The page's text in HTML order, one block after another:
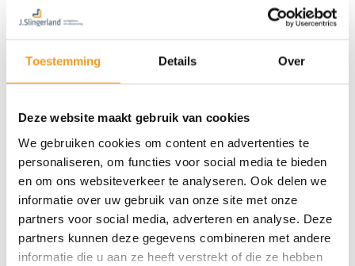
Toestemming Details Over
Deze website maakt gebruik van cookies
We gebruiken cookies om content en advertenties te
personaliseren, om functies voor social media te bieden
en om ons websiteverkeer te analyseren. Ook delen we
informatie over uw gebruik van onze site met onze
partners voor social media, adverteren en analyse. Deze
partners kunnen deze gegevens combineren met andere
informatie die u aan ze heeft verstrekt of die ze hebben